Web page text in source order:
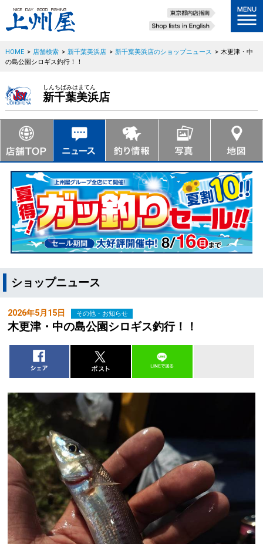
HOME > 店舗検索 > 新千葉美浜店 > 新千葉美浜店のショップニュース > 木更津・中
の島公園シロギス釣行！！
しんちばみはまてん
新千葉美浜店
ショップニュース
2026年5月15日 その他・お知らせ
木更津・中の島公園シロギス釣行！！